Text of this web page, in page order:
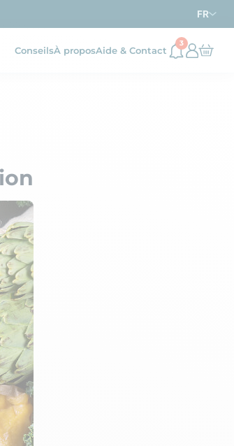
en France métropolitaine FR
ConseilsÀ proposAide & Contact
3